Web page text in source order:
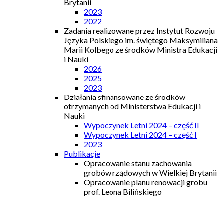
Brytanii
2023
2022
Zadania realizowane przez Instytut Rozwoju
Języka Polskiego im. świętego Maksymiliana
Marii Kolbego ze środków Ministra Edukacji
i Nauki
2026
2025
2023
Działania sfinansowane ze środków
otrzymanych od Ministerstwa Edukacji i
Nauki
Wypoczynek Letni 2024 – część II
Wypoczynek Letni 2024 – część I
2023
Publikacje
Opracowanie stanu zachowania
grobów rządowych w Wielkiej Brytanii
Opracowanie planu renowacji grobu
prof. Leona Bilińskiego